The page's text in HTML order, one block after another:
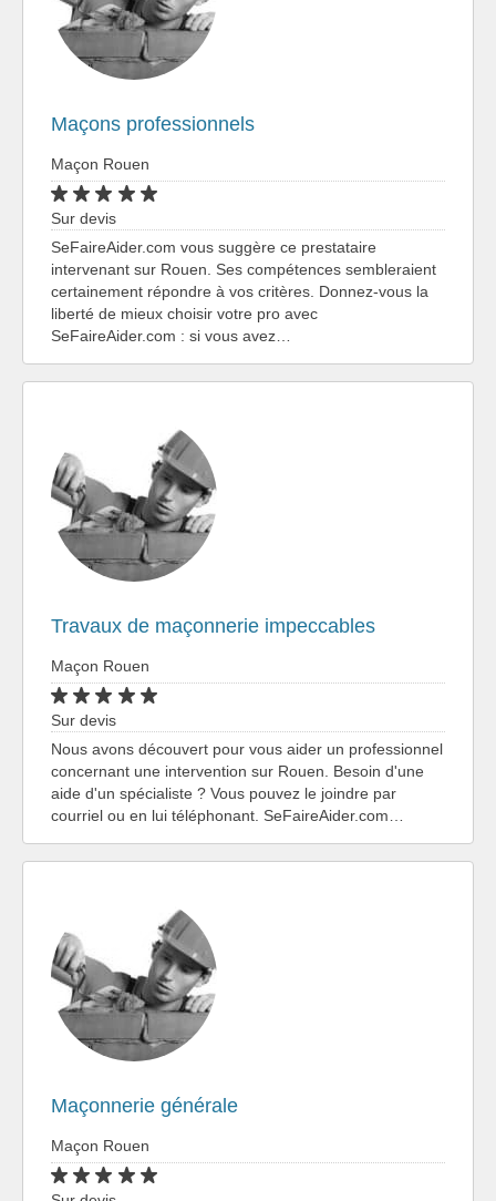
Maçons professionnels
Maçon Rouen
Sur devis
SeFaireAider.com vous suggère ce prestataire
intervenant sur Rouen. Ses compétences sembleraient
certainement répondre à vos critères. Donnez-vous la
liberté de mieux choisir votre pro avec
SeFaireAider.com : si vous avez…
Travaux de maçonnerie impeccables
Maçon Rouen
Sur devis
Nous avons découvert pour vous aider un professionnel
concernant une intervention sur Rouen. Besoin d'une
aide d'un spécialiste ? Vous pouvez le joindre par
courriel ou en lui téléphonant. SeFaireAider.com…
Maçonnerie générale
Maçon Rouen